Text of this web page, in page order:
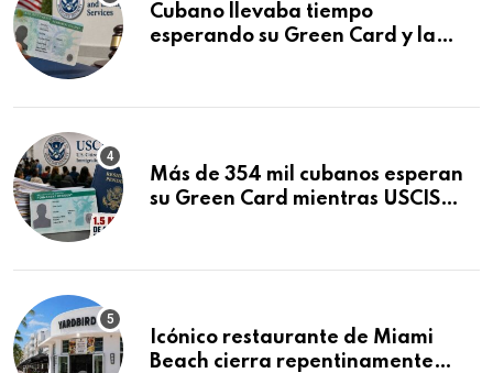
Cubano llevaba tiempo
esperando su Green Card y la
Más de 354 mil cubanos esperan
su Green Card mientras USCIS
Icónico restaurante de Miami
Beach cierra repentinamente